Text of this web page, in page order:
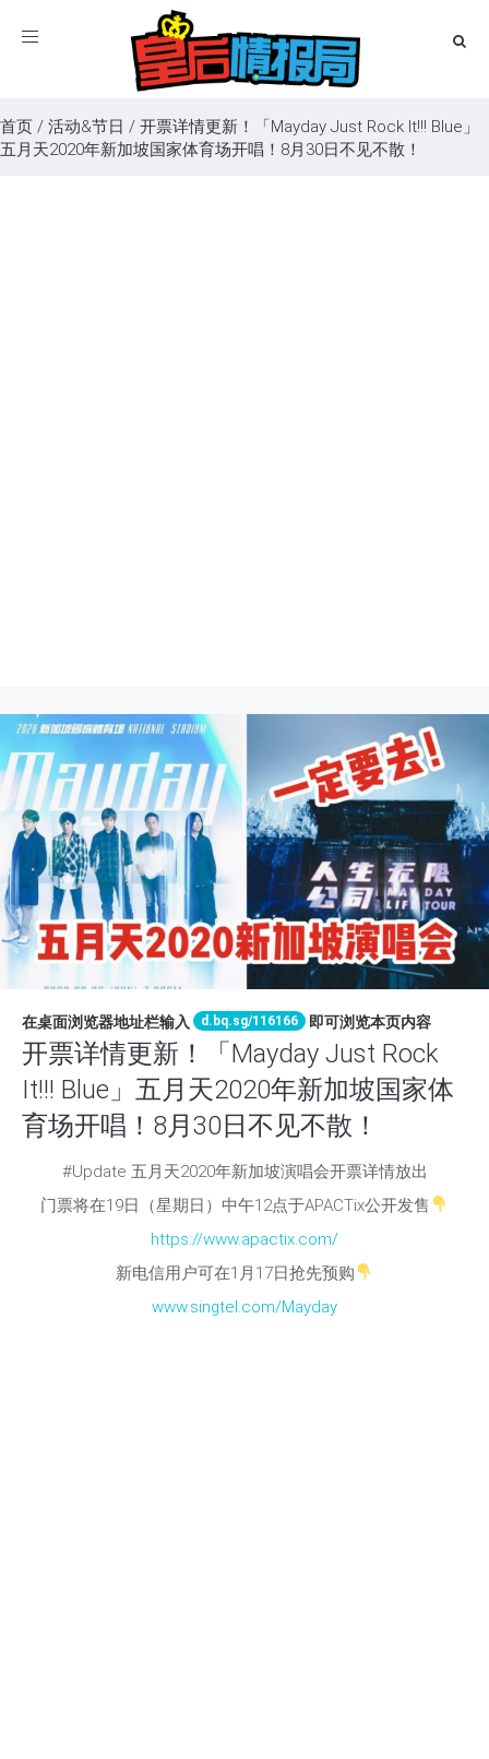
Toggle
首页 / 活动&节日 / 开票详情更新！「Mayday Just Rock It!!! Blue」
五月天2020年新加坡国家体育场开唱！8月30日不见不散！
在桌面浏览器地址栏输入 d.bq.sg/116166 即可浏览本页内容
开票详情更新！「Mayday Just Rock
It!!! Blue」五月天2020年新加坡国家体
育场开唱！8月30日不见不散！
#Update 五月天2020年新加坡演唱会开票详情放出
门票将在19日（星期日）中午12点于APACTix公开发售
https://www.apactix.com/
新电信用户可在1月17日抢先预购
www.singtel.com/Mayday